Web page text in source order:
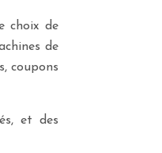
choix de
de
coupons
et des